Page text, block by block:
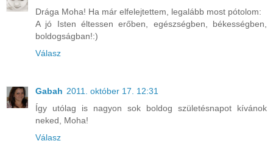
Drága Moha! Ha már elfelejtettem, legalább most pótolom:
A jó Isten éltessen erőben, egészségben, békességben,
boldogságban!:)
Válasz
Gabah 2011. október 17. 12:31
Így utólag is nagyon sok boldog születésnapot kívánok
neked, Moha!
Válasz